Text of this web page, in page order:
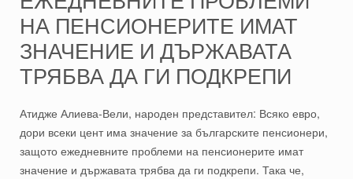
НА ПЕНСИОНЕРИТЕ ИМАТ
ЗНАЧЕНИЕ И ДЪРЖАВАТА
ТРЯБВА ДА ГИ ПОДКРЕПИ
Атидже Алиева-Вели, народен представител: Всяко евро,
дори всеки цент има значение за българските пенсионери,
защото ежедневните проблеми на пенсионерите имат
значение и държавата трябва да ги подкрепи. Така че,